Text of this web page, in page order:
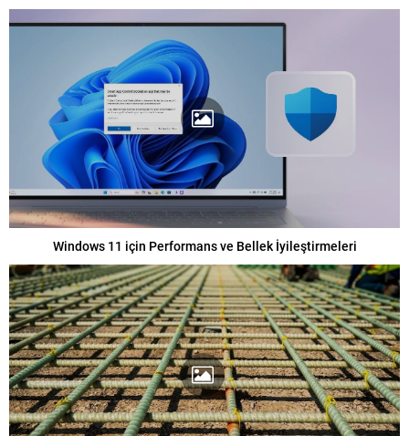
Windows 11 için Performans ve Bellek İyileştirmeleri